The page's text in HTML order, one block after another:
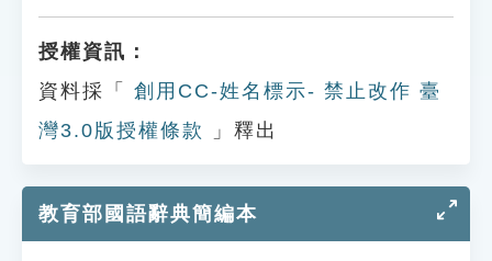
授權資訊：
資料採「
創用CC-姓名標示- 禁止改作 臺
灣3.0版授權條款
」釋出
教育部國語辭典簡編本